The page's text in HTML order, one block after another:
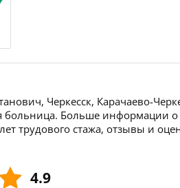
Черкесск, Карачаево-
больница. Больше информации
трудового стажа, отзывы и
4.9